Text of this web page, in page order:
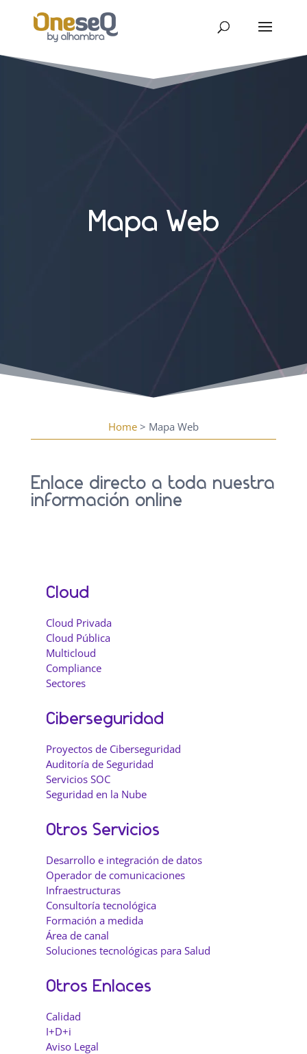
Mapa Web
Home> Mapa Web
Enlace directo a toda nuestra
información online
Cloud
Cloud Privada
Cloud Pública
Multicloud
Compliance
Sectores
Ciberseguridad
Proyectos de Ciberseguridad
Auditoría de Seguridad
Servicios SOC
Seguridad en la Nube
Otros Servicios
Desarrollo e integración de datos
Operador de comunicaciones
Infraestructuras
Consultoría tecnológica
Formación a medida
Área de canal
Soluciones tecnológicas para Salud
Otros Enlaces
Calidad
I+D+i
Aviso Legal